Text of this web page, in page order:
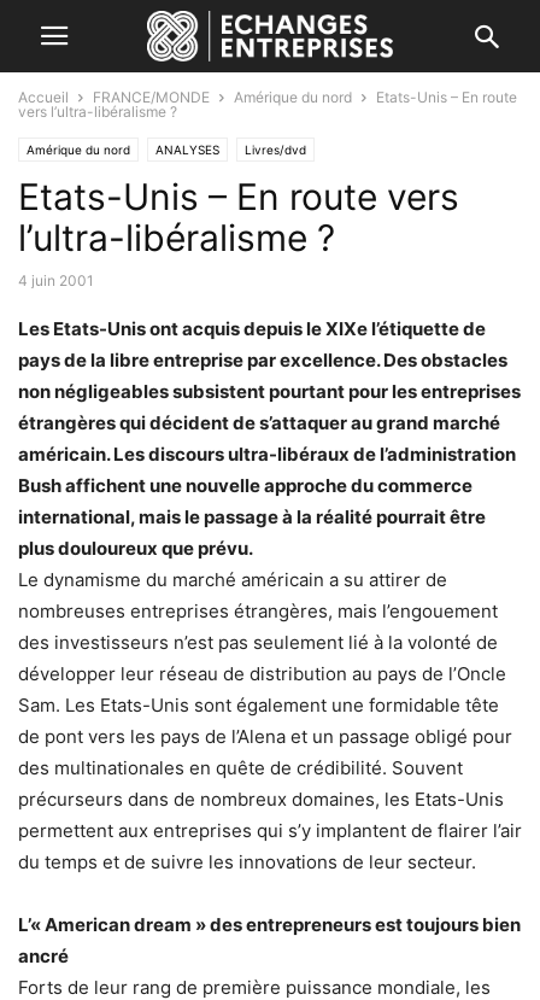
Accueil FRANCE/MONDE Amérique du nord
Etats-Unis – En route
vers l’ultra-libéralisme ?
Amérique du nord ANALYSES Livres/dvd
Etats-Unis – En route vers
l’ultra-libéralisme ?
4 juin 2001
Les Etats-Unis ont acquis depuis le XIXe l’étiquette de
pays de la libre entreprise par excellence. Des obstacles
non négligeables subsistent pourtant pour les entreprises
étrangères qui décident de s’attaquer au grand marché
américain. Les discours ultra-libéraux de l’administration
Bush affichent une nouvelle approche du commerce
international, mais le passage à la réalité pourrait être
plus douloureux que prévu.
Le dynamisme du marché américain a su attirer de
nombreuses entreprises étran­gères, mais l’engouement
des investisseurs n’est pas seulement lié à la volonté de
développer leur réseau de distribution au pays de l’Oncle
Sam. Les Etats-Unis sont également une formidable tête
de pont vers les pays de l’Alena et un passage obligé pour
des multinationales en quête de crédibilité. Souvent
précurseurs dans de nombreux domaines, les Etats-Unis
permettent aux entreprises qui s’y implantent de flairer l’air
du temps et de suivre les innovations de leur secteur.
L’« American dream » des entrepreneurs est toujours bien
ancré
Forts de leur rang de première puissance mondiale, les